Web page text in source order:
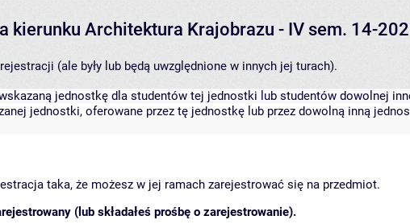
kierunku Architektura Krajobrazu - IV sem. 14-
(ale były lub będą uwzględnione w innych jej turach).
jednostkę dla studentów tej jednostki lub studentów dowolnej
jednostki, oferowane przez tę jednostkę lub przez dowolną inną
taka, że możesz w jej ramach zarejestrować się na przedmiot.
(lub składałeś prośbę o zarejestrowanie).